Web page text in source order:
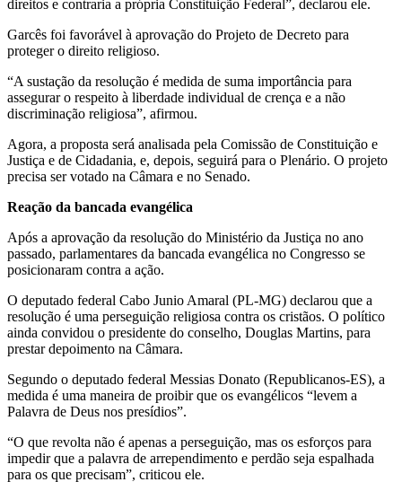
direitos e contraria a própria Constituição Federal”, declarou ele.
Garcês foi favorável à aprovação do Projeto de Decreto para
proteger o direito religioso.
“A sustação da resolução é medida de suma importância para
assegurar o respeito à liberdade individual de crença e a não
discriminação religiosa”, afirmou.
Agora, a proposta será analisada pela Comissão de Constituição e
Justiça e de Cidadania, e, depois, seguirá para o Plenário. O projeto
precisa ser votado na Câmara e no Senado.
Reação da bancada evangélica
Após a aprovação da resolução do Ministério da Justiça no ano
passado, parlamentares da bancada evangélica no Congresso se
posicionaram contra a ação.
O deputado federal Cabo Junio Amaral (PL-MG) declarou que a
resolução é uma perseguição religiosa contra os cristãos. O político
ainda convidou o presidente do conselho, Douglas Martins, para
prestar depoimento na Câmara.
Segundo o deputado federal Messias Donato (Republicanos-ES), a
medida é uma maneira de proibir que os evangélicos “levem a
Palavra de Deus nos presídios”.
“O que revolta não é apenas a perseguição, mas os esforços para
impedir que a palavra de arrependimento e perdão seja espalhada
para os que precisam”, criticou ele.